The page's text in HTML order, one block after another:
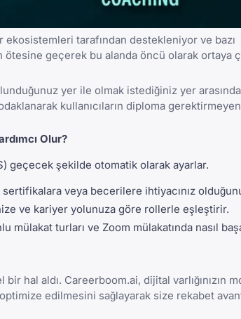
tarafından destekleniyor ve bazı
geçerek bu alanda öncü olarak ortaya
yer ile olmak istediğiniz yer
kullanıcıların diploma
Olur?
geçecek şekilde otomatik olarak ayarlar.
veya becerilere ihtiyacınız
ve kariyer yolunuza göre rollerle eşleştirir.
mülakat turları ve Zoom mülakatında nasıl
hal aldı. Careerboom.ai, dijital varlığınızın
edilmesini sağlayarak size rekabet